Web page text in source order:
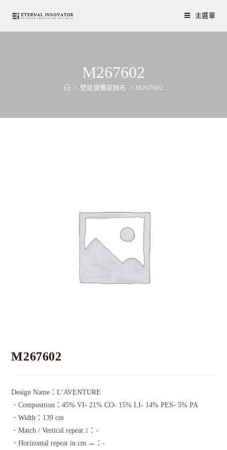
主選單
M267602
> 壁紙窗簾家飾布 > M267602
M267602
Design Name：L’AVENTURE
．Composition：45% VI- 21% CO- 15% LI- 14% PES- 5% PA
．Width：139 cm
．Match / Vertical repeat ↕：-
．Horizontal repeat in cm ↔：-